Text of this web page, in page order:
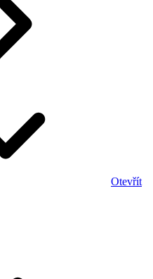
Otevřít